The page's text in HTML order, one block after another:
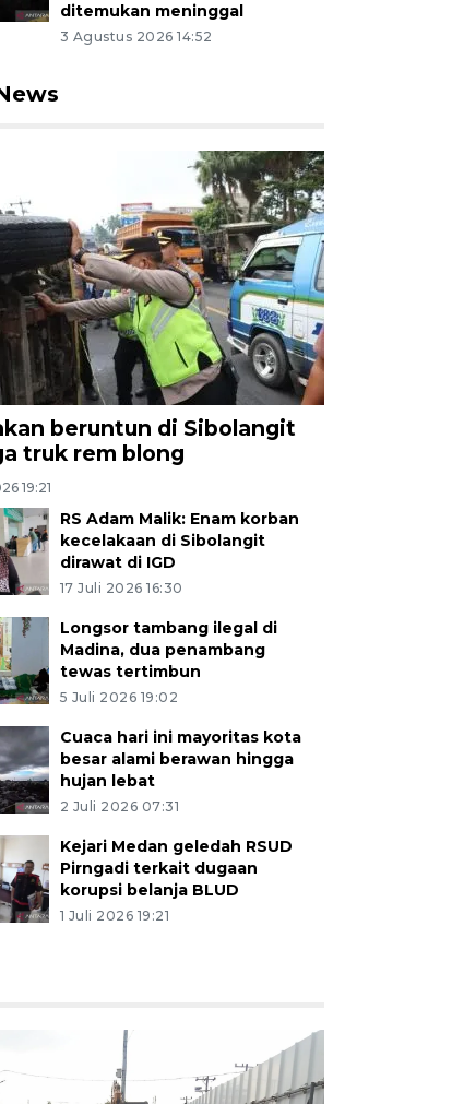
ditemukan meninggal
3 Agustus 2026 14:52
beruntun di Sibolangit
truk rem blong
19:21
RS Adam Malik: Enam korban
kecelakaan di Sibolangit
dirawat di IGD
17 Juli 2026 16:30
Longsor tambang ilegal di
Madina, dua penambang
tewas tertimbun
5 Juli 2026 19:02
Cuaca hari ini mayoritas kota
besar alami berawan hingga
hujan lebat
2 Juli 2026 07:31
Kejari Medan geledah RSUD
Pirngadi terkait dugaan
korupsi belanja BLUD
1 Juli 2026 19:21